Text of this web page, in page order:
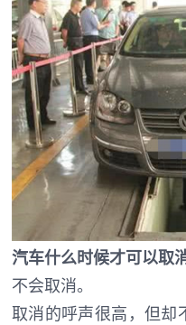
汽车什么时候才可以取
不会取消。
取消的呼声很高，但却